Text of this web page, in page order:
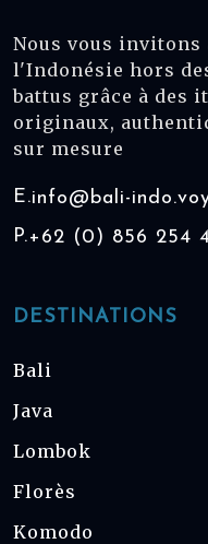
Nous vous invitons
l'Indonésie hors
battus grâce à des
originaux,
sur mesure
E.info@bali-
P.+62 (0) 856 254
DESTINATIONS
Bali
Java
Lombok
Florès
Komodo